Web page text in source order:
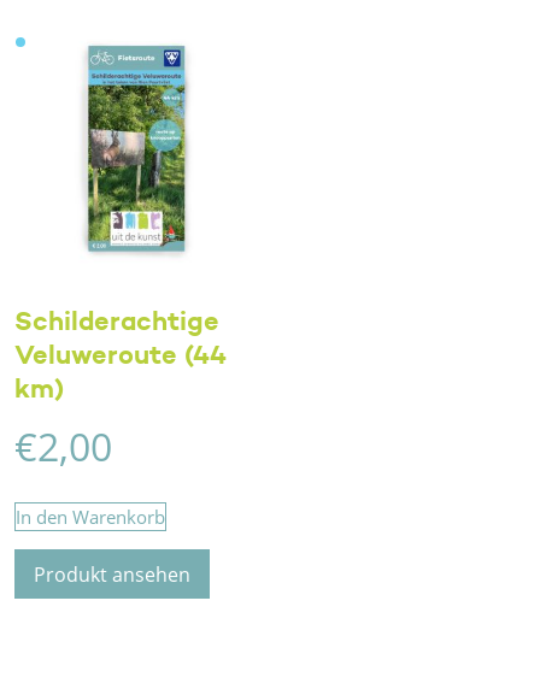
Schilderachtige
Veluweroute (44
km)
€2,00
In den Warenkorb
Produkt ansehen